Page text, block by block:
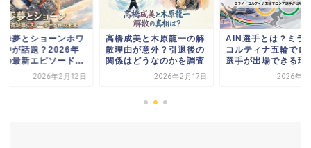
歩夢とショーンホワ
仲が話題？2026年
の最新エピソード...
2026年2月12日
高橋成美と木原龍一の解
散理由が意外？引退後の
関係はどうなのかを調査
2026年2月17日
AIN選手とは？ミラ
コルティナ五輪でロ
選手が出場できる理
2026年2